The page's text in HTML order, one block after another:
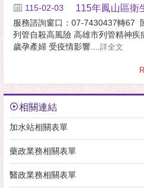
115-02-03 115年鳳山區衛
服務諮詢窗口：07-7430437轉67
列管自殺高風險 高雄市列管精神
歲孕產婦 受疫情影響.... 詳全文
相關連結
加水站相關表單
藥政業務相關表單
醫政業務相關表單